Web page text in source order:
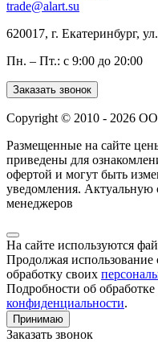
trade@alart.su
620017, г. Екатеринбург,
Пн. – Пт.: с 9:00 до 20:00
Заказать звонок
Copyright © 2010 - 2026
Размещенные на сайте
приведены для
офертой и могут быть
уведомления. Актуальную
менеджеров
На сайте используются
Продолжая использование
обработку своих
Подробности об
конфиденциальности.
Принимаю
Заказать звонок